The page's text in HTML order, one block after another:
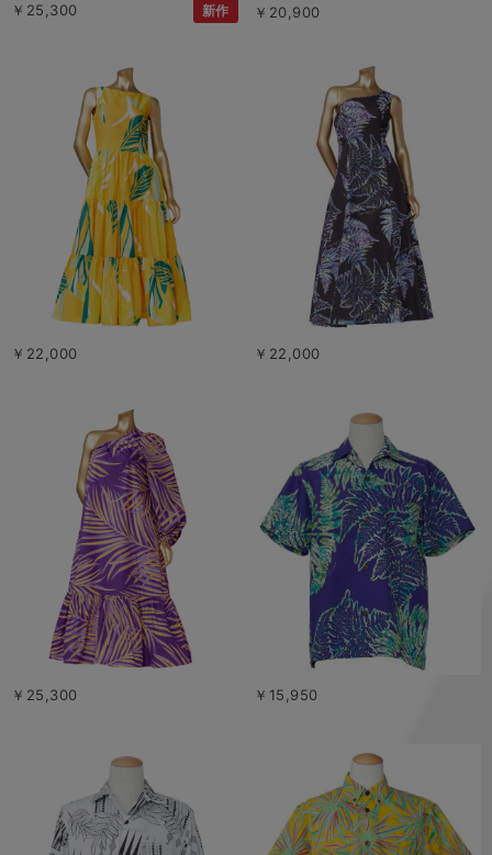
￥25,300 新作 ￥20,900
￥22,000 ￥22,000
￥25,300 ￥15,950